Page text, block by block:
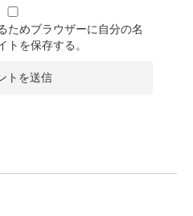
ためブラウザーに自分の名
を保存する。